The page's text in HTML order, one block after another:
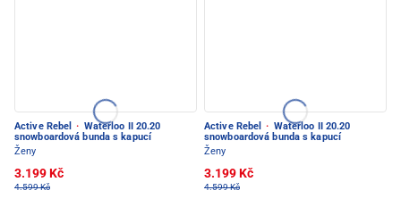
Active Rebel · Waterloo II 20.20
snowboardová bunda s kapucí
Ženy
3.199 Kč
4.599 Kč
Active Rebel · Waterloo II 20.20
snowboardová bunda s kapucí
Ženy
3.199 Kč
4.599 Kč